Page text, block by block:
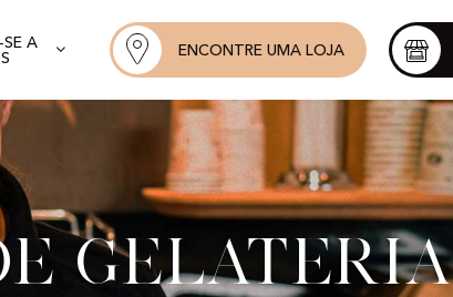
SE A
ENCONTRE UMA LOJA
gelateria